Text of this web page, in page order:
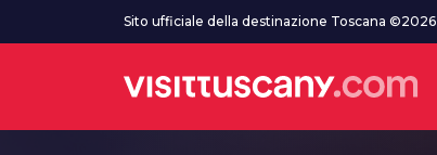
Vai al contenuto principaleSito ufficiale della destinazione Toscana ©2026